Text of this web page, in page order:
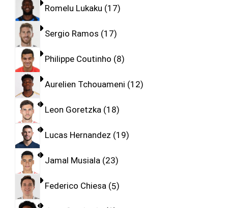
Romelu Lukaku 17
Sergio Ramos 17
Philippe Coutinho 8
Aurelien Tchouameni 12
Leon Goretzka 18
Lucas Hernandez 19
Jamal Musiala 23
Federico Chiesa 5